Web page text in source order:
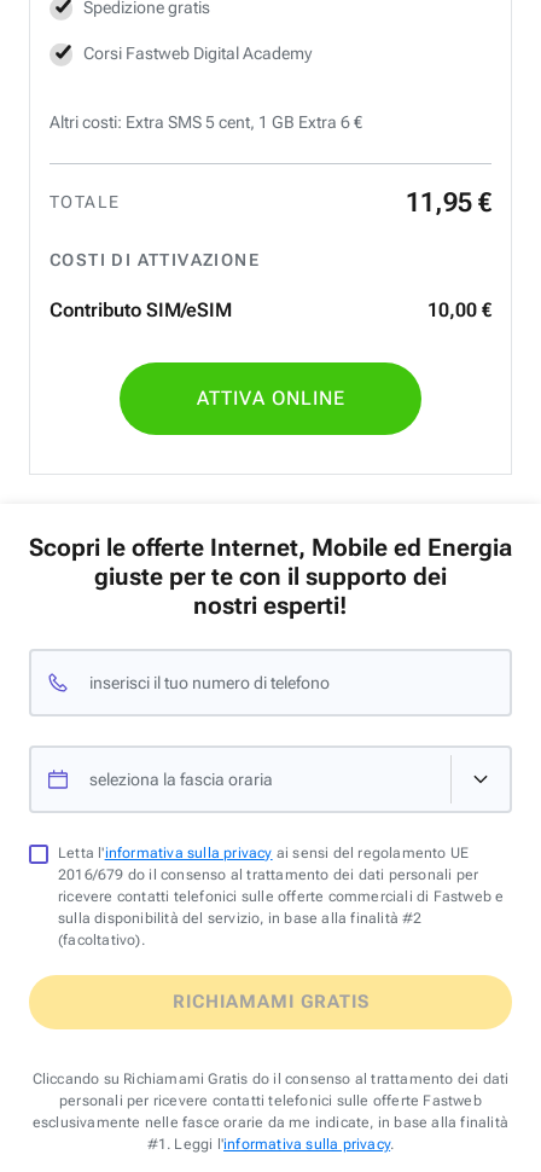
Spedizione gratis
Corsi Fastweb Digital Academy
Altri costi: Extra SMS 5 cent, 1 GB Extra 6 €
TOTALE 11 ,95 €
COSTI DI ATTIVAZIONE
Contributo SIM/eSIM 10,00 €
ATTIVA ONLINE
Scopri le offerte Internet, Mobile ed Energia
giuste per te con il supporto dei
nostri esperti!
inserisci il tuo numero di telefono
seleziona la fascia oraria
Letta l'informativa sulla privacy ai sensi del regolamento UE
2016/679 do il consenso al trattamento dei dati personali per
ricevere contatti telefonici sulle offerte commerciali di Fastweb e
sulla disponibilità del servizio, in base alla finalità #2
(facoltativo).
RICHIAMAMI GRATIS
Cliccando su Richiamami Gratis do il consenso al trattamento dei dati
personali per ricevere contatti telefonici sulle offerte Fastweb
esclusivamente nelle fasce orarie da me indicate, in base alla finalità
#1. Leggi l'informativa sulla privacy.